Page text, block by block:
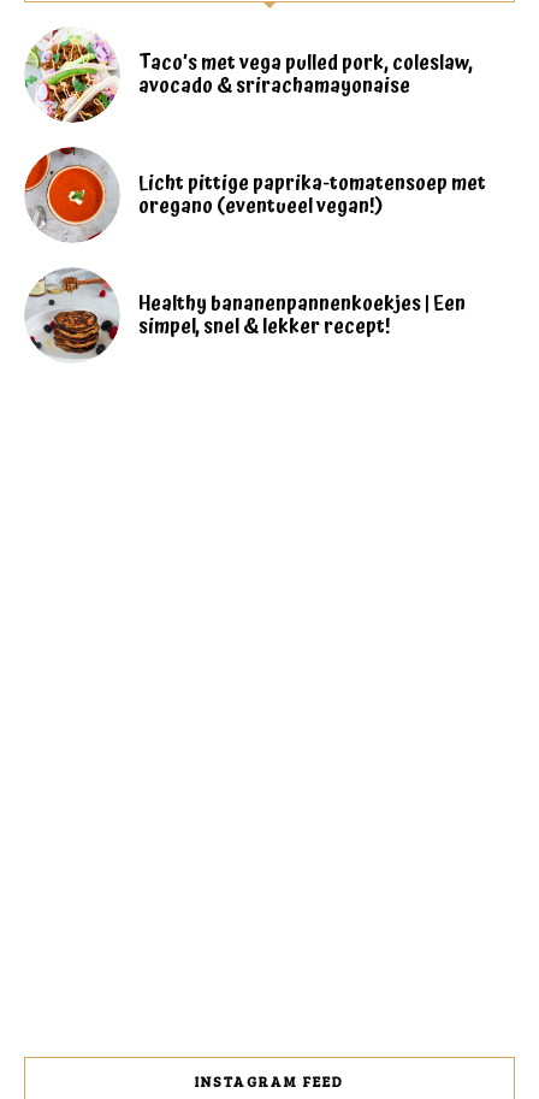
Taco’s met vega pulled pork, coleslaw,
avocado & srirachamayonaise
Licht pittige paprika-tomatensoep met
oregano (eventueel vegan!)
Healthy bananenpannenkoekjes | Een
simpel, snel & lekker recept!
INSTAGRAM FEED